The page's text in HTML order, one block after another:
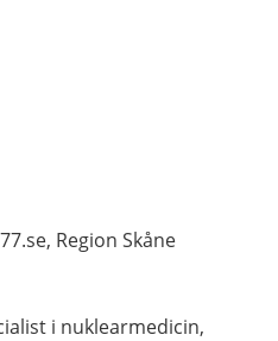
Region Skåne
i nuklearmedicin,